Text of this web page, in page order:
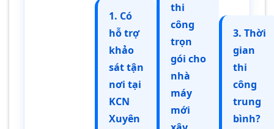
1. Có
hỗ trợ
khảo
sát tận
nơi tại
KCN
Xuyên
thi
công
trọn
gói cho
nhà
máy
mới
3. Thời
gian
thi
công
trung
bình?